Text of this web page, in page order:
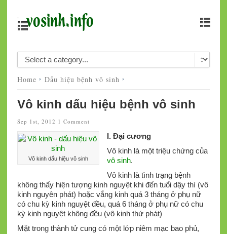
Home Dấu hiệu bệnh vô sinh
Vô kinh dấu hiệu bệnh vô sinh
Sep 1st, 2012 1 Comment
Vô kinh dấu hiệu vô sinh
I.Đại cương
Vô kinh là một triệu chứng của
vô sinh.
Vô kinh là tình trạng bệnh
không thấy hiện tượng kinh nguyệt khi đến tuổi dậy thì (vô
kinh nguyên phát) hoặc vắng kinh quá 3 tháng ở phụ nữ
có chu kỳ kinh nguyệt đều, quá 6 tháng ở phụ nữ có chu
kỳ kinh nguyệt không đều (vô kinh thứ phát)
Mặt trong thành tử cung có một lớp niêm mạc bao phủ,